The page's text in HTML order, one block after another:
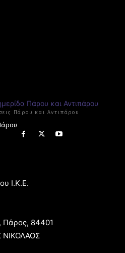
Πάρου και Αντιπάρου
Ι.Κ.Ε.
Πάρος, 84401
ΝΙΚΟΛΑΟΣ